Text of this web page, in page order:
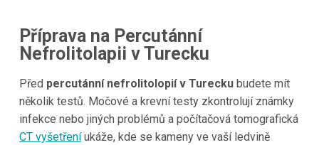
Příprava na Percutánní
Nefrolitolapii v Turecku
Před percutánní nefrolitolopií v Tureckubudete mít
několik testů. Močové a krevní testy zkontrolují známky
infekce nebo jiných problémů a počítačová tomografická
CT vyšetřeníukáže, kde se kameny ve vaší ledvině